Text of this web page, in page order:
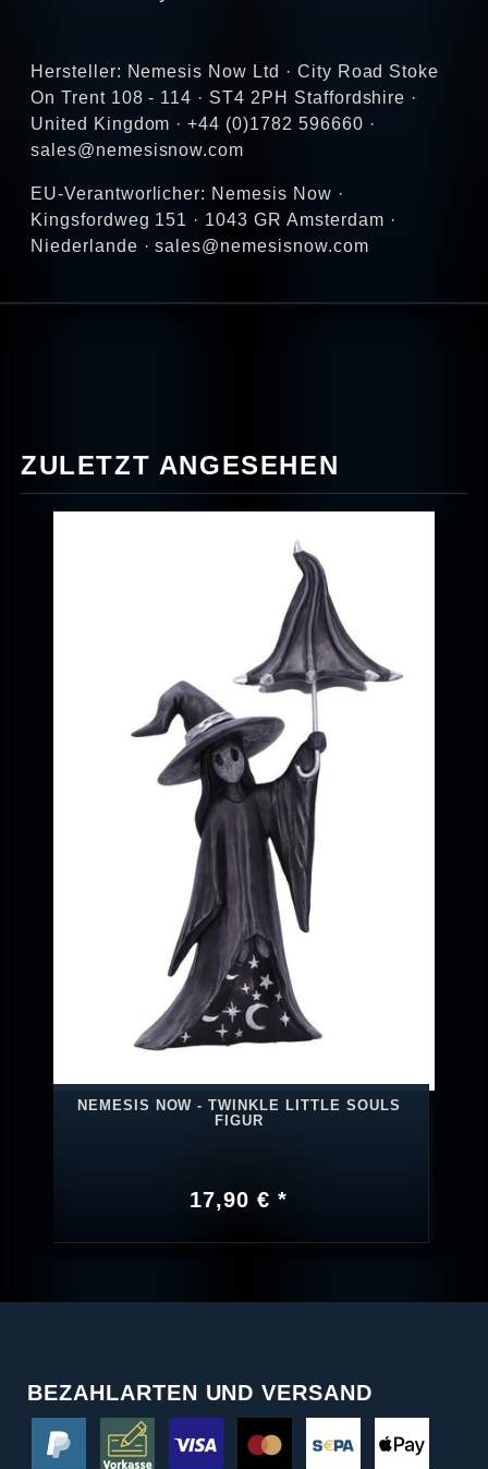
Hersteller: Nemesis Now Ltd · City Road Stoke
On Trent 108 - 114 · ST4 2PH Staffordshire ·
United Kingdom · +44 (0)1782 596660 ·
sales@nemesisnow.com
EU-Verantworlicher: Nemesis Now ·
Kingsfordweg 151 · 1043 GR Amsterdam ·
Niederlande · sales@nemesisnow.com
ZULETZT ANGESEHEN
NEMESIS NOW - TWINKLE LITTLE SOULS
FIGUR
17,90 € *
BEZAHLARTEN UND VERSAND